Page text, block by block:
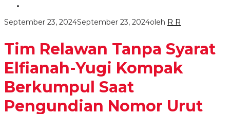
September 23, 2024September 23, 2024oleh R R
Tim Relawan Tanpa Syarat
Elfianah-Yugi Kompak
Berkumpul Saat
Pengundian Nomor Urut